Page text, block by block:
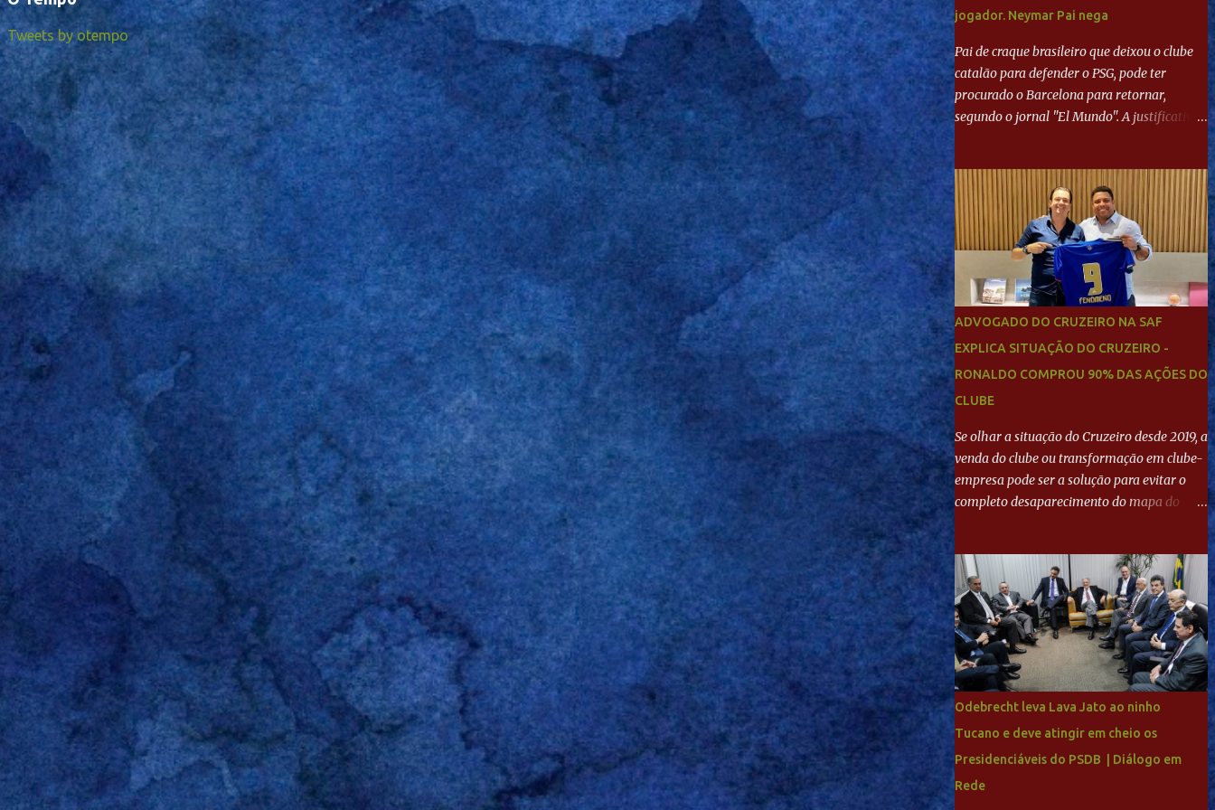
Tweets by otempo
jogador. Neymar Pai nega
Pai de craque brasileiro que deixou o clube
catalão para defender o PSG, pode ter
procurado o Barcelona para retornar,
segundo o jornal "El Mundo". A justificativa
"Mundo Deportivo", o empresário, Neymar
Pai, negou NEYMAR NO BARCELONA?
Jornais internacional divulgam interesse do
jogador. Neymar Pai nega
ADVOGADO DO CRUZEIRO NA SAF
EXPLICA SITUAÇÃO DO CRUZEIRO -
RONALDO COMPROU 90% DAS AÇÕES DO
CLUBE
Se olhar a situação do Cruzeiro desde 2019, a
venda do clube ou transformação em clube-
empresa pode ser a solução para evitar o
completo desaparecimento do mapa do
de milhões agora seja mercantil. Segundo
apuração da Itatiaia, Fenômeno comprou
90% das ações por R$ 400 milhões. Aporte
feito imediatamente para pagamento de
dívidas emergenciais e investimentos no
departamento de futebol. O projeto
apresentado para a recuperação do
Ronaldo sendo solidário à dívida de R$ 1
bilhão a partir de agora, mais o peso que o
ex-atacante tem no mundo do futebol, além
Odebrecht leva Lava Jato ao ninho
Tucano e deve atingir em cheio os
Presidenciáveis do PSDB | Diálogo em
Rede